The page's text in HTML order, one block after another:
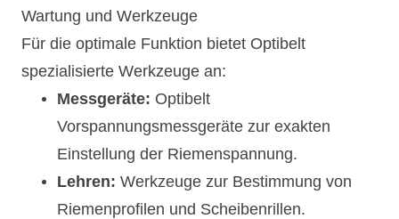
Wartung und Werkzeuge
Für die optimale Funktion bietet Optibelt
spezialisierte Werkzeuge an:
Messgeräte: Optibelt
Vorspannungsmessgeräte zur exakten
Einstellung der Riemenspannung.
Lehren: Werkzeuge zur Bestimmung von
Riemenprofilen und Scheibenrillen.